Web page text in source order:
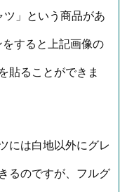
」という商品があ
すると上記画像の
貼ることができま
には白地以外にグレ
るのですが、フルグ